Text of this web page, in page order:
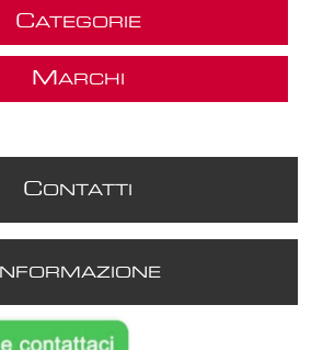
CATEGORIE
M ARCHI
CONTATTI
NFORMAZIONE